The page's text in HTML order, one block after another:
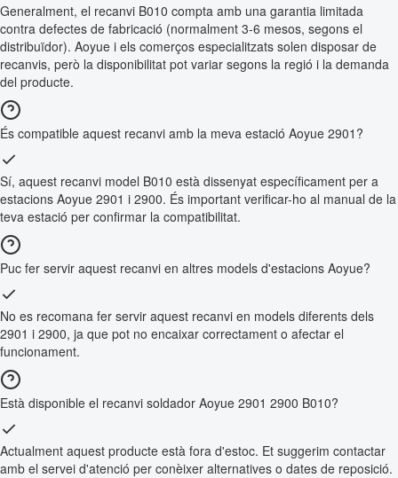
Generalment, el recanvi B010 compta amb una garantia limitada
contra defectes de fabricació (normalment 3-6 mesos, segons el
distribuïdor). Aoyue i els comerços especialitzats solen disposar de
recanvis, però la disponibilitat pot variar segons la regió i la demanda
del producte.
És compatible aquest recanvi amb la meva estació Aoyue 2901?
Sí, aquest recanvi model B010 està dissenyat específicament per a
estacions Aoyue 2901 i 2900. És important verificar-ho al manual de la
teva estació per confirmar la compatibilitat.
Puc fer servir aquest recanvi en altres models d'estacions Aoyue?
No es recomana fer servir aquest recanvi en models diferents dels
2901 i 2900, ja que pot no encaixar correctament o afectar el
funcionament.
Està disponible el recanvi soldador Aoyue 2901 2900 B010?
Actualment aquest producte està fora d'estoc. Et suggerim contactar
amb el servei d'atenció per conèixer alternatives o dates de reposició.